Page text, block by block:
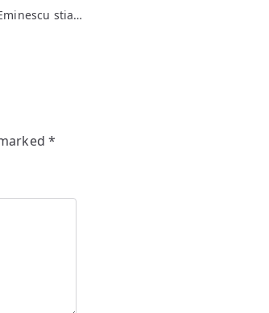
stia…
*